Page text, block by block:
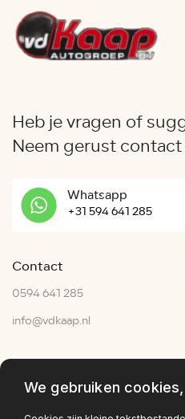
Heb je vragen of
Neem gerust
Whatsapp
+31 594 641 285
Contact
0594 641 285
info@vdkaap.nl
Openingstijden
Ma - Vr:07:30–17:30
Za:
07:00–15:00
We gebruiken